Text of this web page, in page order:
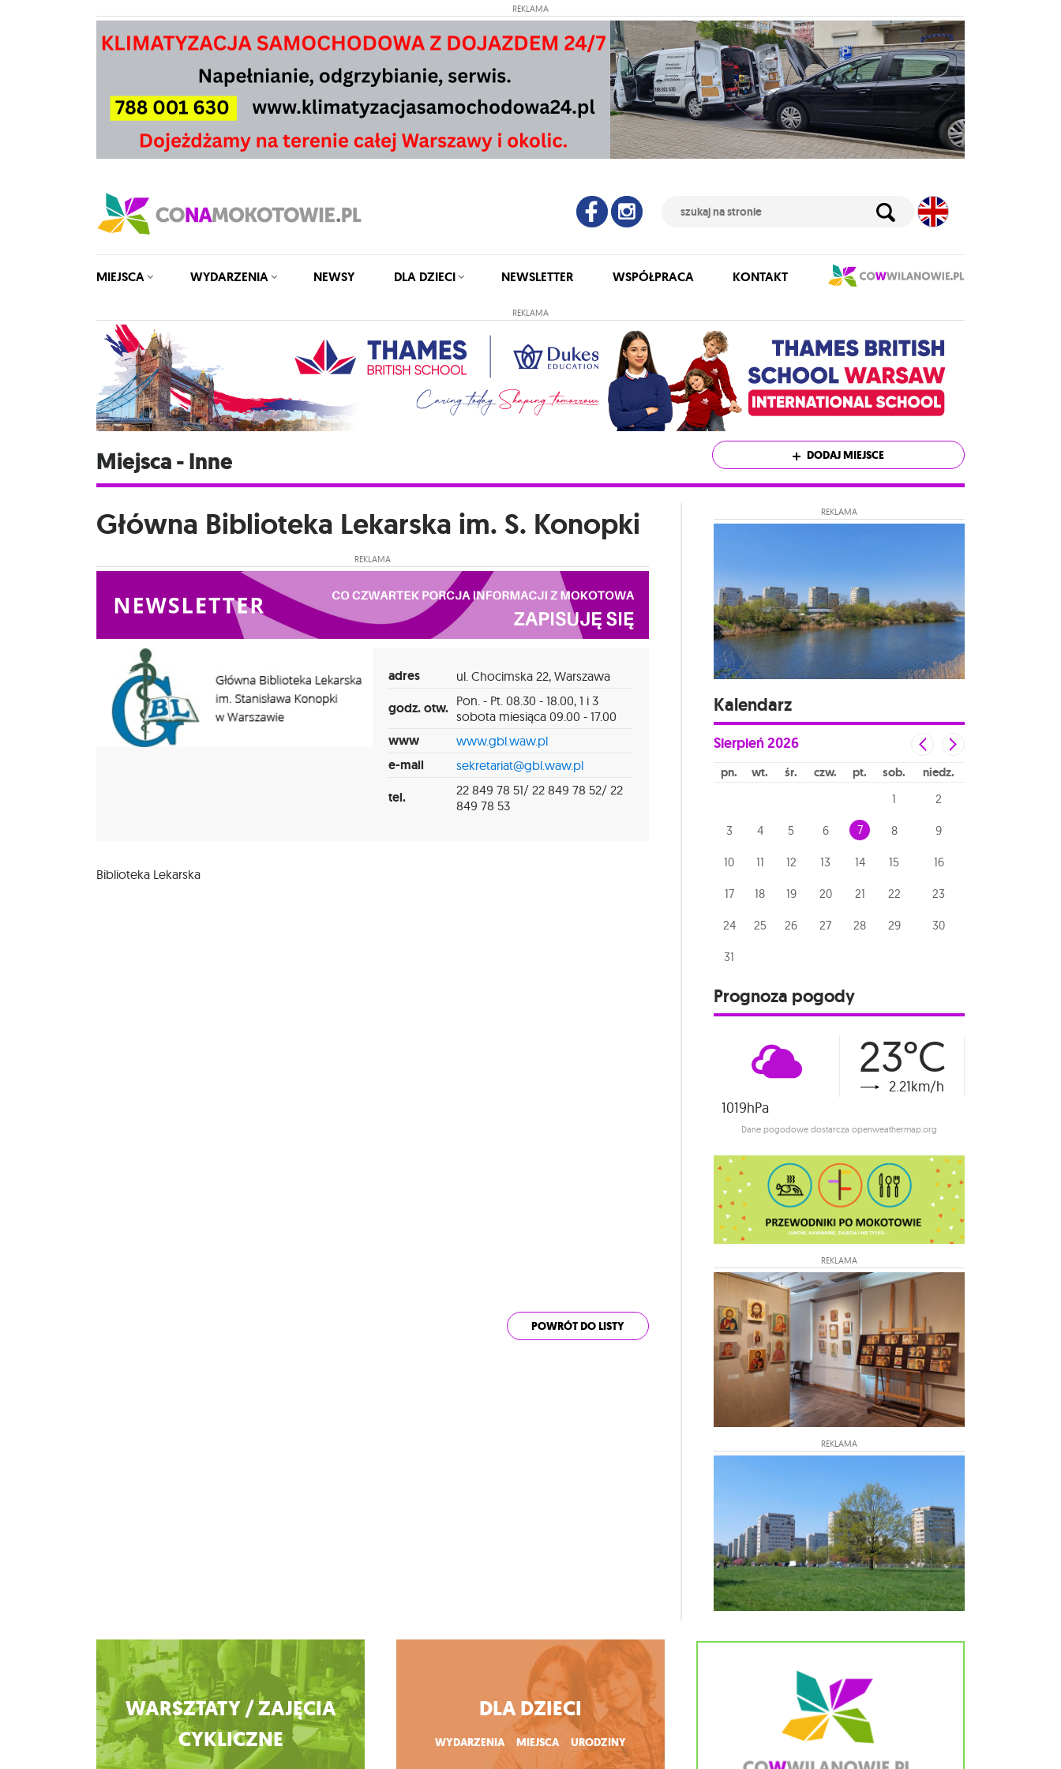
REKLAMA
MIEJSCA WYDARZENIA NEWSY DLA DZIECI NEWSLETTER WSPÓŁPRACA KONTAKT
REKLAMA
Miejsca - Inne DODAJ MIEJSCE
Główna Biblioteka Lekarska im. S. Konopki
REKLAMA
adres ul. Chocimska 22, Warszawa
godz. otw. Pon. - Pt. 08.30 - 18.00, 1 i 3
sobota miesiąca 09.00 - 17.00
www www.gbl.waw.pl
e-mail sekretariat@gbl.waw.pl
tel.
22 849 78 51/ 22 849 78 52/ 22
849 78 53
Biblioteka Lekarska
POWRÓT DO LISTY
REKLAMA
Kalendarz
Sierpień2026
pn wt śr czw pt sob niedz
1 2
3 4 5 6 7 8 9
10 11 12 13 14 15 16
17 18 19 20 21 22 23
24 25 26 27 28 29 30
31
Prognoza pogody
23°C
2.21km/h
1019hPa
Dane pogodowe dostarcza openweathermap.org
REKLAMA
REKLAMA
Zobacz więcej
WARSZTATY / ZAJĘCIA
CYKLICZNE
DLA DZIECI
WYDARZENIA MIEJSCA URODZINY